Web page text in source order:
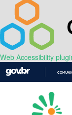
Web Accessibility